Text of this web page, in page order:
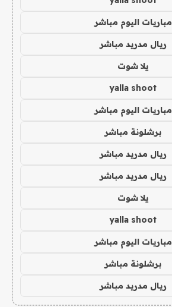
مباريات اليوم مباشر
ريال مدريد مباشر
يلا شوت
yalla shoot
مباريات اليوم مباشر
برشلونة مباشر
ريال مدريد مباشر
ريال مدريد مباشر
يلا شوت
yalla shoot
مباريات اليوم مباشر
برشلونة مباشر
ريال مدريد مباشر